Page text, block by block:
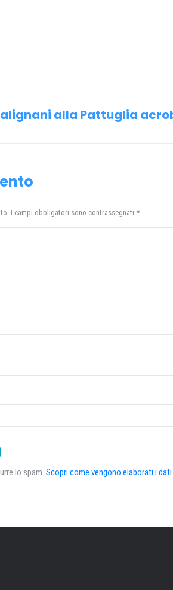
alla Pattuglia
I campi obbligatori sono contrassegnati *
lo spam. Scopri come vengono elaborati i